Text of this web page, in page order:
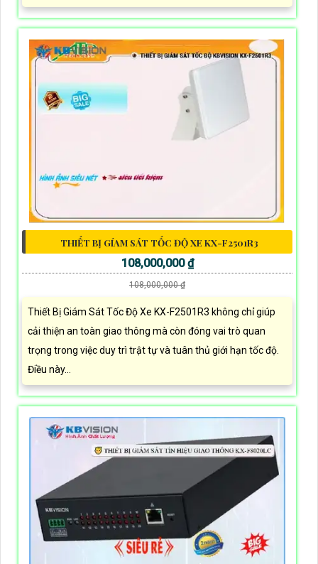
THIẾT BỊ GÍAM SÁT TỐC ĐỘ XE KX-F2501R3
108,000,000 ₫
108,000,000 ₫
Thiết Bị Giám Sát Tốc Độ Xe KX-F2501R3 không chỉ giúp
cải thiện an toàn giao thông mà còn đóng vai trò quan
trọng trong việc duy trì trật tự và tuân thủ giới hạn tốc độ.
Điều này...